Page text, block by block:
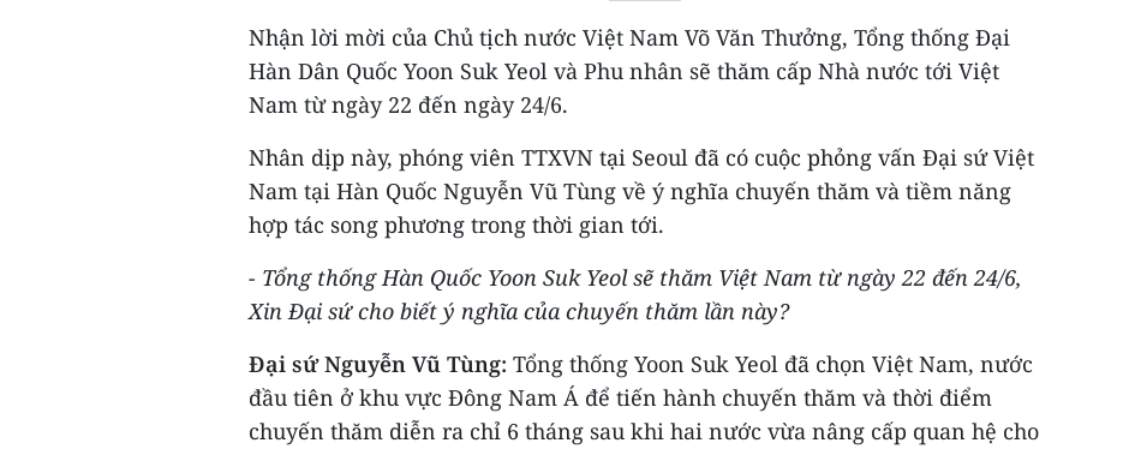
Nhận lời mời của Chủ tịch nước Việt Nam Võ Văn Thưởng, Tổng thống Đại
Hàn Dân Quốc Yoon Suk Yeol và Phu nhân sẽ thăm cấp Nhà nước tới Việt
Nam từ ngày 22 đến ngày 24/6.
Nhân dịp này, phóng viên TTXVN tại Seoul đã có cuộc phỏng vấn Đại sứ Việt
Nam tại Hàn Quốc Nguyễn Vũ Tùng về ý nghĩa chuyến thăm và tiềm năng
hợp tác song phương trong thời gian tới.
- Tổng thống Hàn Quốc Yoon Suk Yeol sẽ thăm Việt Nam từ ngày 22 đến 24/6,
Xin Đại sứ cho biết ý nghĩa của chuyến thăm lần này?
Đại sứ Nguyễn Vũ Tùng: Tổng thống Yoon Suk Yeol đã chọn Việt Nam, nước
đầu tiên ở khu vực Đông Nam Á để tiến hành chuyến thăm và thời điểm
chuyến thăm diễn ra chỉ 6 tháng sau khi hai nước vừa nâng cấp quan hệ cho